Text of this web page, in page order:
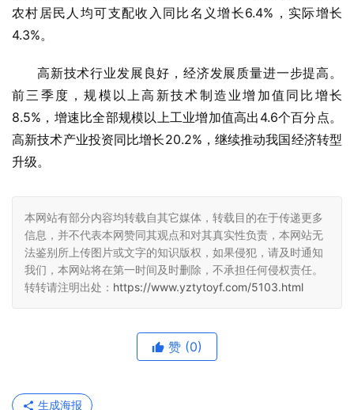
农村居民人均可支配收入同比名义增长6.4%，实际增长
4.3%。
高新技术行业发展良好，经济发展质量进一步提高。
前三季度，规模以上高新技术制造业增加值同比增长
8.5%，增速比全部规模以上工业增加值高出4.6个百分点。
高新技术产业投资同比增长20.2%，继续推动我国经济转型
升级。
本网站有部分内容均转载自其它媒体，转载目的在于传递更多
信息，并不代表本网赞同其观点和对其真实性负责，本网站无
法鉴别所上传图片或文字的知识版权，如果侵犯，请及时通知
我们，本网站将在第一时间及时删除，不承担任何侵权责任。
转转请注明出处： https://www.yztytoyf.com/5103.html
赞 (0)
生成海报